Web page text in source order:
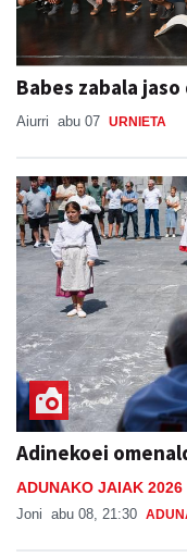
Babes zabala jaso
Aiurri abu 07 URNIETA
Adinekoei
ADUNAKO JAIAK 2026
Joni abu 08, 21:30